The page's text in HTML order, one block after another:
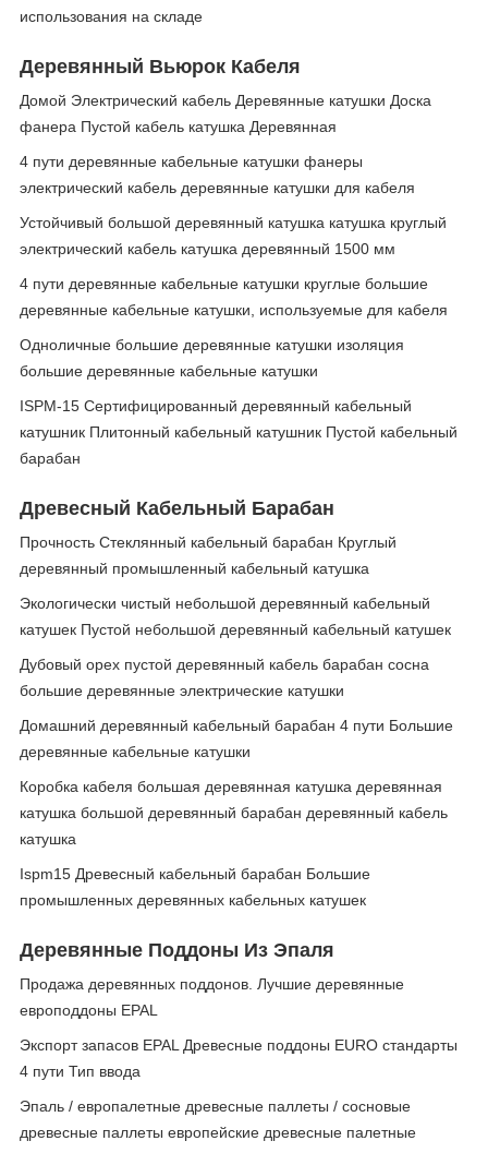
использования на складе
Деревянный Вьюрок Кабеля
Домой Электрический кабель Деревянные катушки Доска
фанера Пустой кабель катушка Деревянная
4 пути деревянные кабельные катушки фанеры
электрический кабель деревянные катушки для кабеля
Устойчивый большой деревянный катушка катушка круглый
электрический кабель катушка деревянный 1500 мм
4 пути деревянные кабельные катушки круглые большие
деревянные кабельные катушки, используемые для кабеля
Одноличные большие деревянные катушки изоляция
большие деревянные кабельные катушки
ISPM-15 Сертифицированный деревянный кабельный
катушник Плитонный кабельный катушник Пустой кабельный
барабан
Древесный Кабельный Барабан
Прочность Стеклянный кабельный барабан Круглый
деревянный промышленный кабельный катушка
Экологически чистый небольшой деревянный кабельный
катушек Пустой небольшой деревянный кабельный катушек
Дубовый орех пустой деревянный кабель барабан сосна
большие деревянные электрические катушки
Домашний деревянный кабельный барабан 4 пути Большие
деревянные кабельные катушки
Коробка кабеля большая деревянная катушка деревянная
катушка большой деревянный барабан деревянный кабель
катушка
Ispm15 Древесный кабельный барабан Большие
промышленных деревянных кабельных катушек
Деревянные Поддоны Из Эпаля
Продажа деревянных поддонов. Лучшие деревянные
европоддоны EPAL
Экспорт запасов EPAL Древесные поддоны EURO стандарты
4 пути Тип ввода
Эпаль / европалетные древесные паллеты / сосновые
древесные паллеты европейские древесные палетные